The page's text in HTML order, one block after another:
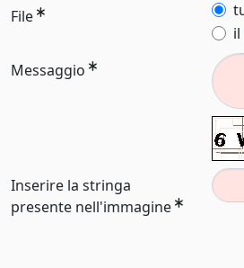
File
Messaggio
Inserire la stringa
presente nell'immagine